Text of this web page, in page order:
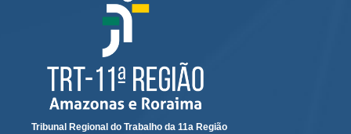
Comitê de Combate ao Trabalho Infantil e de Estímulo à
Aprendizagem
Comitê de Incentivo à Participação Institucional Feminina
no âmbito do TRT-11
Comitê de Prevenção e Enfrentamento do Assédio
Moral, do Assédio Sexual e da Discriminação
Tribunal Regional do Trabalho da 11a Região